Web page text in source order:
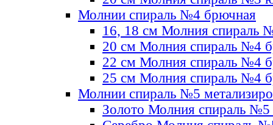
Молнии спираль №4 брючная
16, 18 см Молния спираль
20 см Молния спираль №4
22 см Молния спираль №4
25 см Молния спираль №4
Молнии спираль №5
Золото Молния спираль №5